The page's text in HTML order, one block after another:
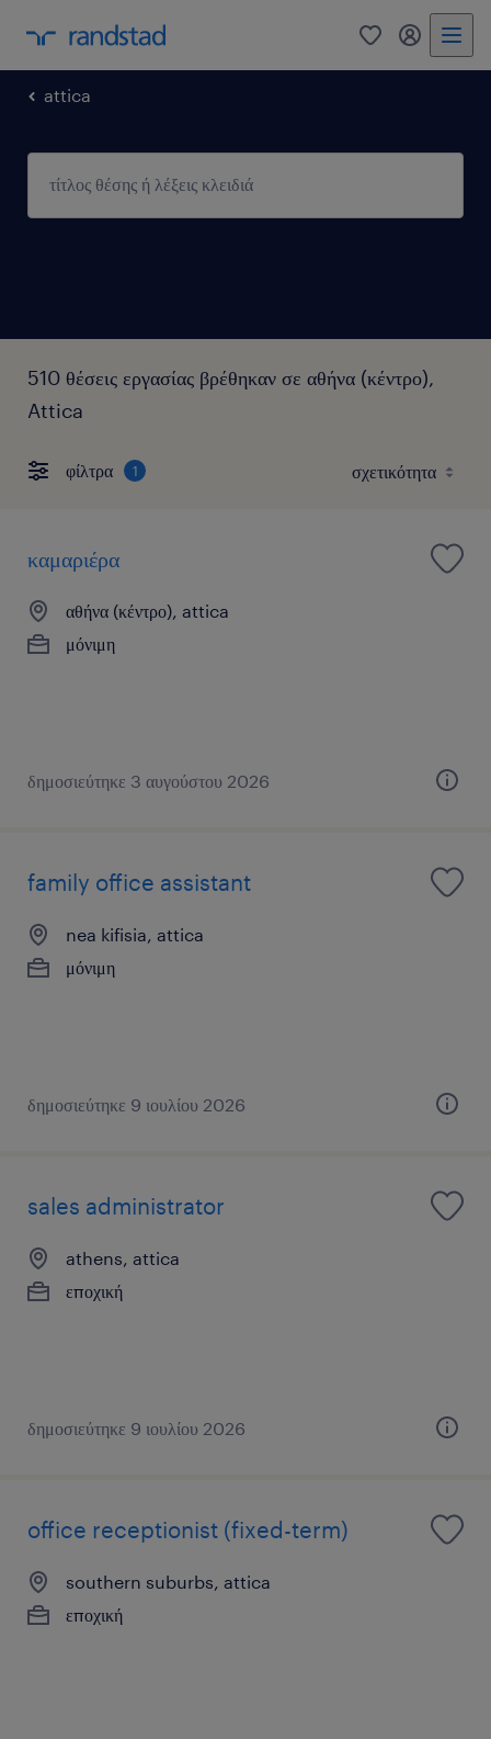
0 my
attica
510 θέσεις εργασίας βρέθηκαν σε αθήνα (κέντρο),
Attica
φίλτρα 1
καμαριέρα
αθήνα (κέντρο), attica
μόνιμη
δημοσιεύτηκε 3 αυγούστου 2026
family office assistant
nea kifisia, attica
μόνιμη
δημοσιεύτηκε 9 ιουλίου 2026
sales administrator
athens, attica
εποχική
δημοσιεύτηκε 9 ιουλίου 2026
office receptionist (fixed-term)
southern suburbs, attica
εποχική